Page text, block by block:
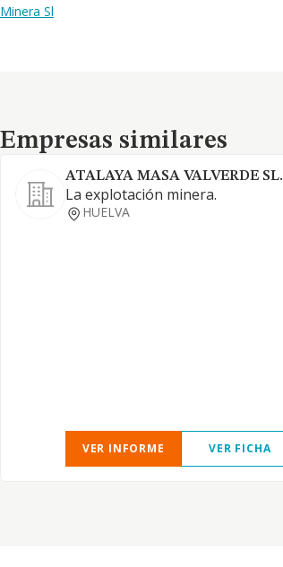
Minera Sl
Empresas similares
Empresas similares
ATALAYA MASA VALVERDE SL.
La explotación minera.
HUELVA
VER INFORME VER FICHA